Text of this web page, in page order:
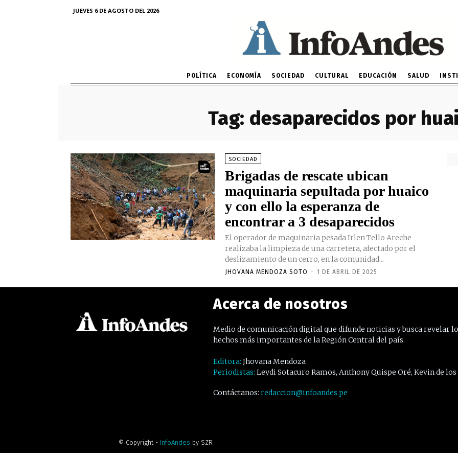
JUEVES 6 DE AGOSTO DEL 2026
POLÍTICA ECONOMÍA SOCIEDAD CULTURAL EDUCACIÓN SALUD
Tag: desaparecidos por
SOCIEDAD
Brigadas de rescate ubican
maquinaria sepultada por huaico
y con ello la esperanza de
encontrar a 3 desaparecidos
El operador de maquinaria pesada Irlen Tello Areche
realizaba la limpieza de una carretera, afectado por el
deslizamiento de un cerro, en la comunidad...
JHOVANA MENDOZA SOTO - 1 DE ABRIL DE 2025
Acerca de nosotros
Medio de comunicación digital que difunde noticias y busca revelar
hechos más importantes de la Región Central del país.
Editora: Jhovana Mendoza
Periodistas: Leydi Sotacuro Ramos, Anthony Quispe Oré, Kevin de los
Contáctanos: redaccion@infoandes.pe
© Copyright - InfoAndes by SZR